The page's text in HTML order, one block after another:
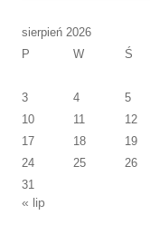
sierpień 2026
P
W Ś
3
4 5
10
11 12
17
18 19
24
25 26
31
« lip